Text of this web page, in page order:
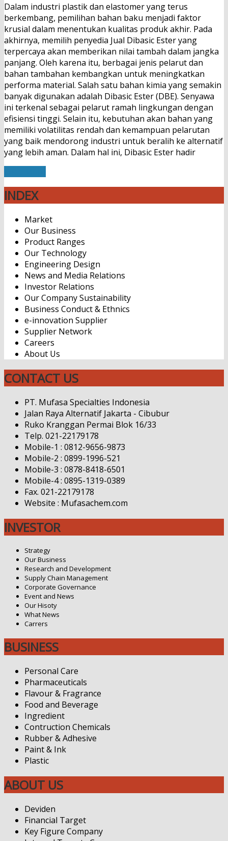
Dalam industri plastik dan elastomer yang terus
berkembang, pemilihan bahan baku menjadi faktor
krusial dalam menentukan kualitas produk akhir. Pada
akhirnya, memilih penyedia Jual Dibasic Ester yang
terpercaya akan memberikan nilai tambah dalam jangka
panjang. Oleh karena itu, berbagai jenis pelarut dan
bahan tambahan kembangkan untuk meningkatkan
performa material. Salah satu bahan kimia yang semakin
banyak digunakan adalah Dibasic Ester (DBE). Senyawa
ini terkenal sebagai pelarut ramah lingkungan dengan
efisiensi tinggi. Selain itu, kebutuhan akan bahan yang
memiliki volatilitas rendah dan kemampuan pelarutan
yang baik mendorong industri untuk beralih ke alternatif
yang lebih aman. Dalam hal ini, Dibasic Ester hadir
INDEX
Market
Our Business
Product Ranges
Our Technology
Engineering Design
News and Media Relations
Investor Relations
Our Company Sustainability
Business Conduct & Ethnics
e-innovation Supplier
Supplier Network
Careers
About Us
CONTACT US
PT. Mufasa Specialties Indonesia
Jalan Raya Alternatif Jakarta - Cibubur
Ruko Kranggan Permai Blok 16/33
Telp. 021-22179178
Mobile-1 : 0812-9656-9873
Mobile-2 : 0899-1996-521
Mobile-3 : 0878-8418-6501
Mobile-4 : 0895-1319-0389
Fax. 021-22179178
Website : Mufasachem.com
INVESTOR
Strategy
Our Business
Research and Development
Supply Chain Management
Corporate Governance
Event and News
Our Hisoty
What News
Carrers
BUSINESS
Personal Care
Pharmaceuticals
Flavour & Fragrance
Food and Beverage
Ingredient
Contruction Chemicals
Rubber & Adhesive
Paint & Ink
Plastic
ABOUT US
Deviden
Financial Target
Key Figure Company